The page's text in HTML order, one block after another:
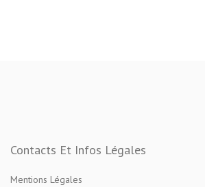
Contacts Et Infos Légales
Mentions Légales